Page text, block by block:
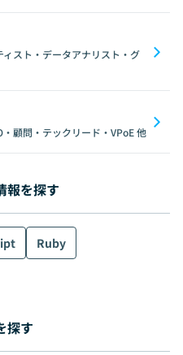
スト・データアナリスト・グ
顧問・テックリード・VPoE他
報を探す
Ruby
探す